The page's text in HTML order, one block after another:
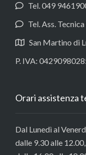
Tel. 049
Tel. Ass.
San Martino di
P. IVA:
Orari assistenza
Dal Lunedì al
dalle 9.30 alle 12.00,